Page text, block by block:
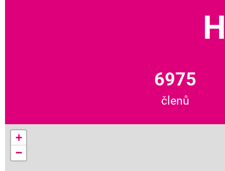
6975
členů
+
−